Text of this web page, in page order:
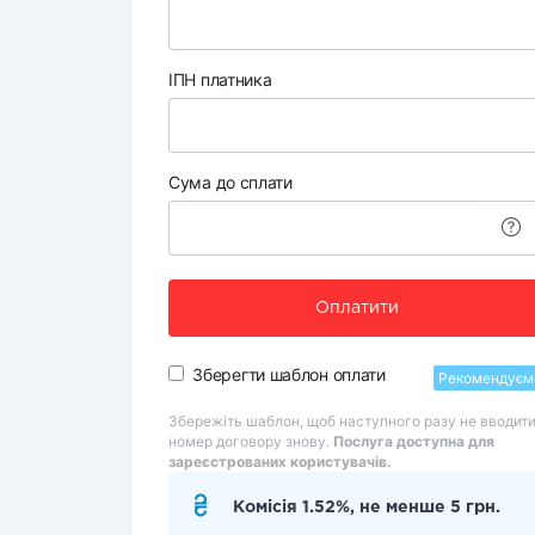
ІПН платника
Сума до сплати
Оплатити
Зберегти шаблон оплати
Збережіть шаблон, щоб наступного разу не вводити
номер договору знову. Послуга доступна для
зареєстрованих користувачів.
Комісія 1.52%, не менше 5 грн.